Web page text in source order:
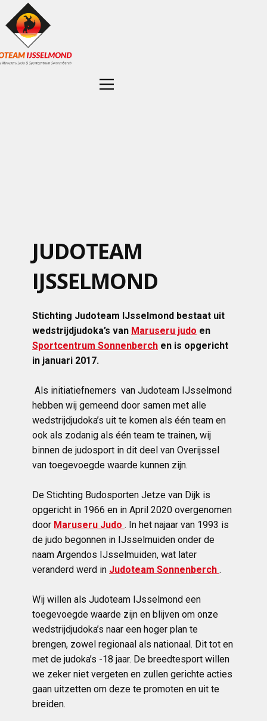
JUDOTEAM
IJSSELMOND
Stichting Judoteam IJsselmond bestaat uit
wedstrijdjudoka’s van Maruseru judo en
Sportcentrum Sonnenberch en is opgericht
in januari 2017.
Als initiatiefnemers van Judoteam IJsselmond
hebben wij gemeend door samen met alle
wedstrijdjudoka’s uit te komen als één team en
ook als zodanig als één team te trainen, wij
binnen de judosport in dit deel van Overijssel
van toegevoegde waarde kunnen zijn.
De Stichting Budosporten Jetze van Dijk is
opgericht in 1966 en in April 2020 overgenomen
door Maruseru Judo . In het najaar van 1993 is
de judo begonnen in IJsselmuiden onder de
naam Argendos IJsselmuiden, wat later
veranderd werd in Judoteam Sonnenberch .
Wij willen als Judoteam IJsselmond een
toegevoegde waarde zijn en blijven om onze
wedstrijdjudoka’s naar een hoger plan te
brengen, zowel regionaal als nationaal. Dit tot en
met de judoka’s -18 jaar. De breedtesport willen
we zeker niet vergeten en zullen gerichte acties
gaan uitzetten om deze te promoten en uit te
breiden.